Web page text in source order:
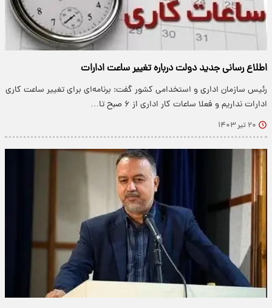
اطلاع رسانی جدید دولت درباره تغییر ساعت ادارات
رئیس سازمان اداری و استخدامی کشور گفت: برنامه‌ای برای تغییر ساعت کاری
ادارات نداریم و فعلا ساعات کار اداری از ۶ صبح تا…
۲۰ تیر ۱۴۰۳